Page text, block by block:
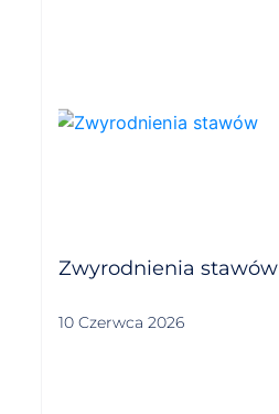
Zwyrodnienia stawów
10 Czerwca 2026